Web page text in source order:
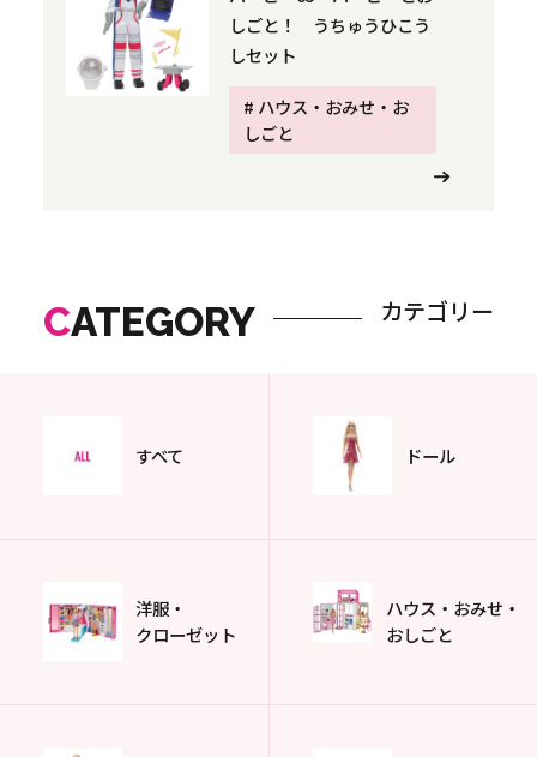
しごと！ うちゅうひこう
しセット​
# ハウス・おみせ・お
しごと
CATEGORY カテゴリー
すべて ドール
洋服・
クローゼット
ハウス・おみせ・
おしごと